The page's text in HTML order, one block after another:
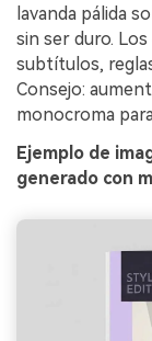
lavanda pálida
sin ser duro.
subtítulos,
Consejo:
monocroma
Ejemplo de
generado con